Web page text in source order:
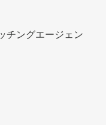
チングエージェン